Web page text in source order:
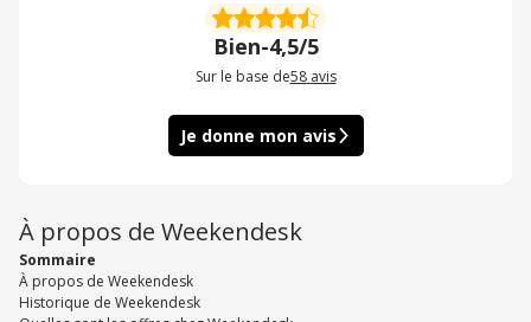
Bien-4,5/5
Sur le base de58 avis
Je donne mon avis
À propos de Weekendesk
Sommaire
À propos de Weekendesk
Historique de Weekendesk